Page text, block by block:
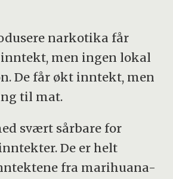
narkotika får
inntekt, men ingen lokal
De får økt inntekt, men
til mat.
svært sårbare for
De er helt
fra marihuana-